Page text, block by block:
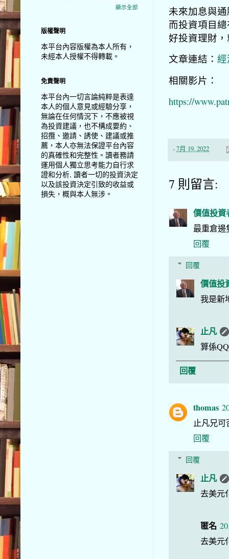
未來加息與
而投資項目
好投資理財
文章連結：
相關影片：
https://
-7月 19, 2022
7 則留言:
價值投資
最重倉邊
回覆
回覆
價值投
我是新
止凡
算係
回覆
thomas
止凡兄可
回覆
回覆
止凡
去美元
匿名
去美元
顯示全部
版權聲明
本平台內容版權為本人所有，
未經本人授權不得轉載。
免責聲明
本平台內一切言論純粹是表達
本人的個人意見或經驗分享，
無論在任何情況下，不應被視
為投資建議，也不構成要約、
招攬、邀請、誘使、建議或推
薦，本人亦無法保證平台內容
的真確性和完整性。讀者務請
運用個人獨立思考能力自行求
證和分析, 讀者一切的投資決定
以及該投資決定引致的收益或
損失，概與本人無涉。